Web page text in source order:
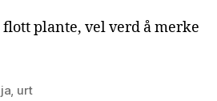
plante, vel verd å merke
, urt